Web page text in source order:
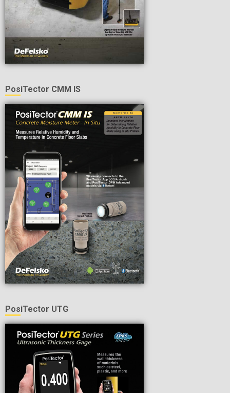
PosiTector CMM IS
PosiTector UTG